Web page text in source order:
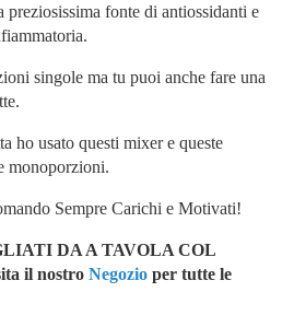
fonte di antiossidanti e
singole ma tu puoi anche fare una
ho usato questi mixer e queste
monoporzioni.
Sempre Carichi e Motivati!
DA A TAVOLA COL
il nostro Negozio per tutte le